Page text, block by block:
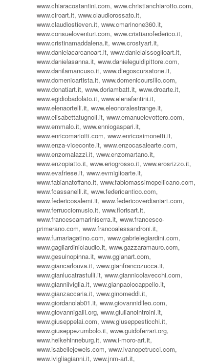
www.chiaracostantini.com, www.christianchiarotto.com,
www.ciroart.it, www.claudiorossato.it,
www.claudiostieven.it, www.cmarinone360.it,
www.consueloventuri.com, www.cristianofederico.it,
www.cristinamaddalena.it, www.crostyart.it,
www.danielacarcanoart.it, www.danielaissoglioart.it,
www.danielasanna.it, www.danieleguidipittore.com,
www.danilamancuso.it, www.diegoscursatone.it,
www.domenicartista.it, www.domenicoursillo.com,
www.donatiart.it, www.doriambatt.it, www.droarte.it,
www.egidiobadolato.it, www.elenafantini.it,
www.elenaortelli.it, www.eleonoralestrange.it,
www.elisabettatugnoli.it, www.emanuelevottero.com,
www.emmalo.it, www.enniogaspari.it,
www.enricomariotti.com, www.enricosimonetti.it,
www.enza-viceconte.it, www.enzocasalearte.com,
www.enzomalazzi.it, www.enzomartano.it,
www.enzopiatto.it, www.eriogrosso.it, www.erosrizzo.it,
www.evafriese.it, www.evmiglioarte.it,
www.fabianatoffano.it, www.fabiomassimopellicano.com,
www.fcassanelli.it, www.federicantico.com,
www.federicosalemi.it, www.federicoverdianiart.com,
www.ferrucciomusio.it, www.florisart.it,
www.francescamariniserra.it, www.francesco-
primerano.com, www.francoalessandroni.it,
www.furnariagatino.com, www.gabrielegiardini.com,
www.gagliardiniclaudio.it, www.gazzaramauro.com,
www.gesuinopinna.it, www.ggianart.com,
www.giancarlouva.it, www.gianfrancozucca.it,
www.gianlucatrastulli.it, www.giannicolavecchi.com,
www.gianniiviglia.it, www.gianpaolocappello.it,
www.gianzaccaria.it, www.ginomeddi.it,
www.giordanolab01.it, www.giovannidileo.com,
www.giovannigalli.org, www.giulianointroini.it,
www.giuseppelai.com, www.giuseppesticchi.it,
www.giuseppezumbolo.it, www.guidoferrari.org,
www.heikehinneburg.it, www.i-moro-art.it,
www.isabellejewels.com, www.ivanopetrucci.com,
www.ivigliagianni.it, www.jnm-art.it,